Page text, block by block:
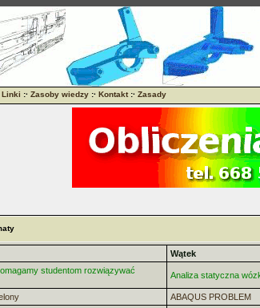
Linki :· Zasoby wiedzy :· Kontakt:· Zasady
Wątek
studentom rozwiązywać
Analiza statyczna
ABAQUS PROBLEM